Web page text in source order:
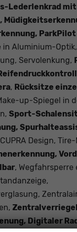
Lederlenkrad mit
ParkPilot
in Aluminium-Optik,
Servolenkung,
, Rücksitze
up-Spiegel in
Sport-
Design,
, Wegfahrsperre
Digitaler